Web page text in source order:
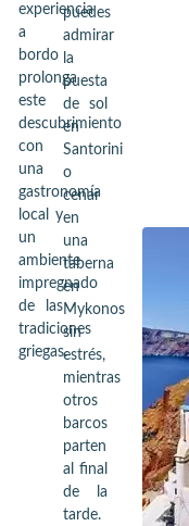
experiencia
a
bordo
prolonga
este
descubrimiento
con
una
gastronomía
local y
un
ambiente
impregnado
de las
tradiciones
griegas.
puedes
admirar
la
puesta
de sol
en
Santorini
o
cenar
en
una
taberna
en
Mykonos
sin
estrés,
mientras
otros
barcos
parten
al final
de la
tarde.